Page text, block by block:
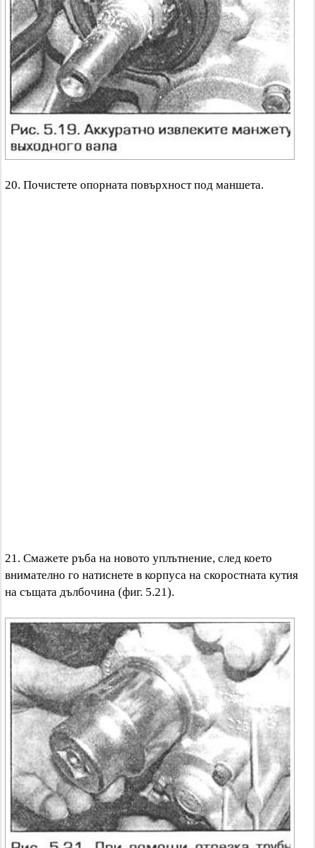
20. Почистете опорната повърхност под маншета.
21. Смажете ръба на новото уплътнение, след което
внимателно го натиснете в корпуса на скоростната кутия
на същата дълбочина (фиг. 5.21).